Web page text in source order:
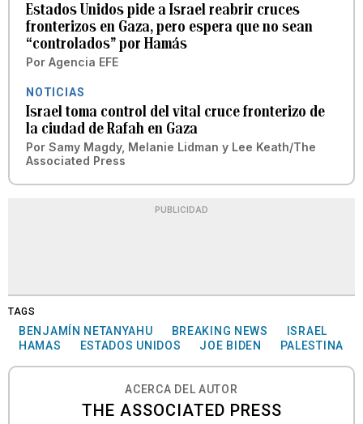
Estados Unidos pide a Israel reabrir cruces
fronterizos en Gaza, pero espera que no sean
“controlados” por Hamás
Por Agencia EFE
NOTICIAS
Israel toma control del vital cruce fronterizo de
la ciudad de Rafah en Gaza
Por Samy Magdy, Melanie Lidman y Lee Keath/The
Associated Press
PUBLICIDAD
TAGS
BENJAMÍN NETANYAHU BREAKING NEWS
ISRAEL
HAMAS
ESTADOS UNIDOS JOE BIDEN PALESTINA
ACERCA DEL AUTOR
THE ASSOCIATED PRESS